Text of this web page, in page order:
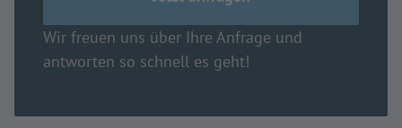
Wir freuen uns über Ihre Anfrage und
antworten so schnell es geht!